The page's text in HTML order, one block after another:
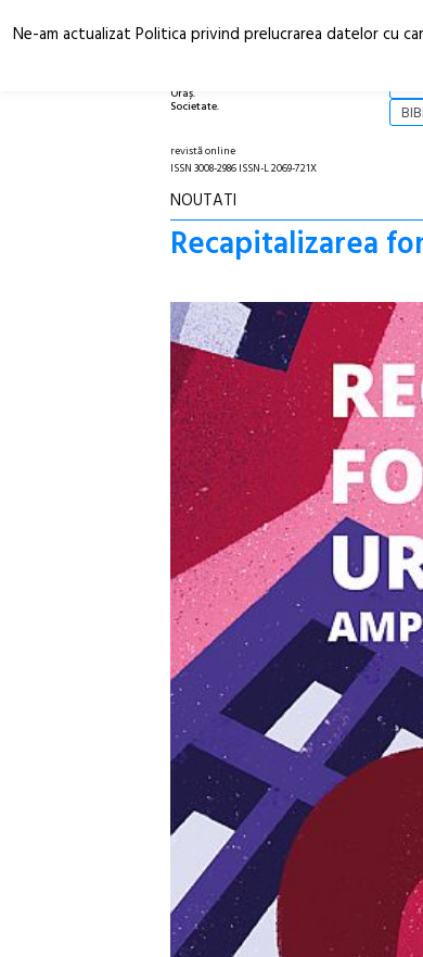
Oraș.
Societate.
revistă online
ISSN 3008-2986 ISSN-L 2069-721X
NOUTATI
Recapitalizarea
Ne-am actualizat Politica privind prelucrarea datelor cu